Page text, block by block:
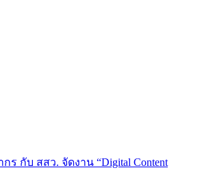
ร กับ สสว. จัดงาน “Digital Content